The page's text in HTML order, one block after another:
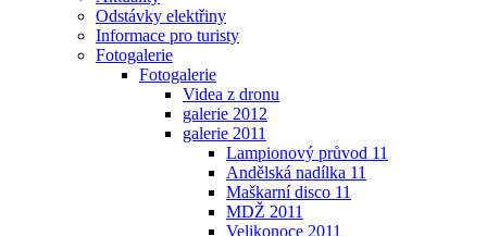
Odstávky elektřiny
Informace pro turisty
Fotogalerie
Fotogalerie
Videa z dronu
galerie 2012
galerie 2011
Lampionový průvod 11
Andělská nadílka 11
Maškarní disco 11
MDŽ 2011
Velikonoce 2011